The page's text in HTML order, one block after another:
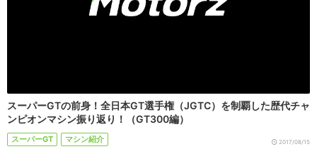
スーパーGTの前身！全日本GT選手権（JGTC）を制覇した歴代チャ
ンピオンマシン振り返り！（GT300編）
スーパーGT マシン紹介 2017/08/15